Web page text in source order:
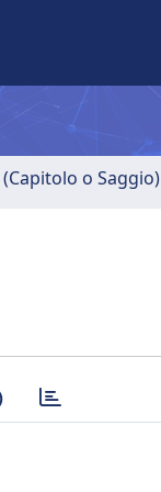
o Saggio)